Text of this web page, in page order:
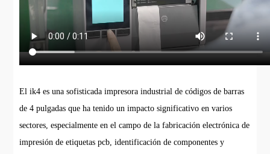
El ik4 es una sofisticada impresora industrial de códigos de barras
de 4 pulgadas que ha tenido un impacto significativo en varios
sectores, especialmente en el campo de la fabricación electrónica de
impresión de etiquetas pcb, identificación de componentes y